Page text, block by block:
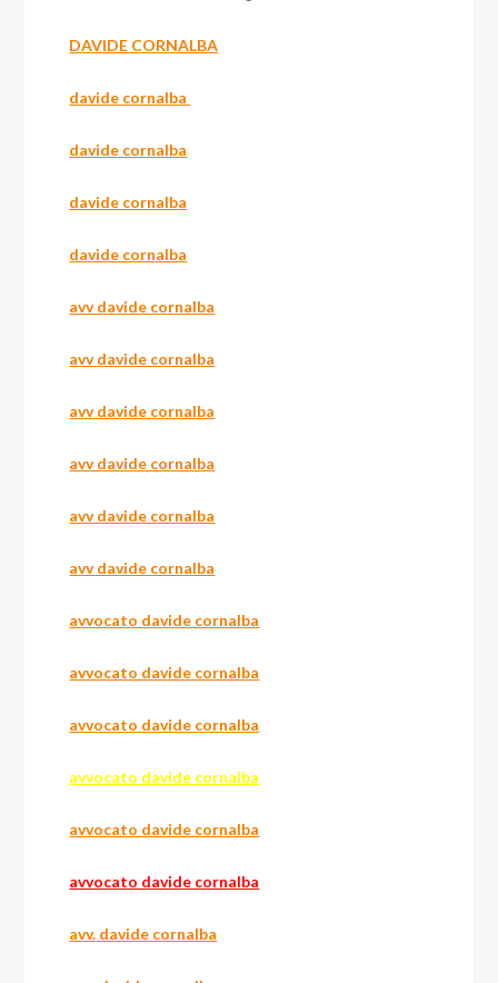
DAVIDE CORNALBA
davide cornalba
davide cornalba
davide cornalba
davide cornalba
avv davide cornalba
avv davide cornalba
avv davide cornalba
avv davide cornalba
avv davide cornalba
avv davide cornalba
avvocato davide cornalba
avvocato davide cornalba
avvocato davide cornalba
avvocato davide cornalba
avvocato davide cornalba
avvocato davide cornalba
avv. davide cornalba